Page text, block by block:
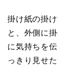
掛け紙の掛
と、外側に
に気持ちを
っきり見せ